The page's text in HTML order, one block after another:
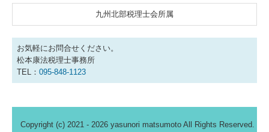
九州北部税理士会所属
お気軽にお問合せください。
松本康法税理士事務所
TEL： 095-848-1123
Copyright (c) 2021 - 2026 yasunori matsumoto All Rights Reserved.